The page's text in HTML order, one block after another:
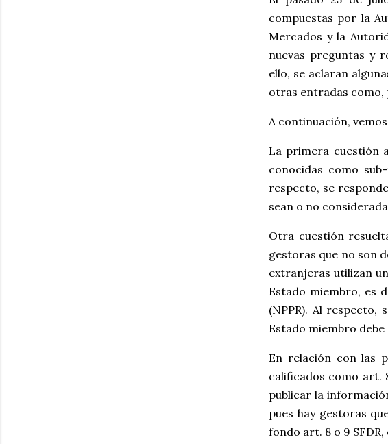
compuestas por la
Mercados y la
nuevas preguntas y
ello, se aclaran
otras entradas como,
A continuación,
La primera cuestión
conocidas como
respecto, se
sean o no
Otra cuestión
gestoras que no son
extranjeras utilizan
Estado miembro, es
(NPPR). Al respecto,
Estado miembro debe
En relación con las
calificados como art.
publicar la
pues hay gestoras
fondo art. 8 o 9